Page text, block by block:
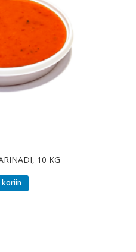
10 KG
koriin